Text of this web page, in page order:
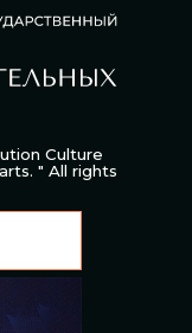
Culture
" All rights